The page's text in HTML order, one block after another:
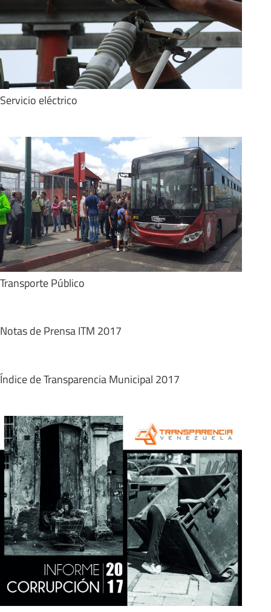
Servicio eléctrico
Transporte Público
Notas de Prensa ITM 2017
Índice de Transparencia Municipal 2017